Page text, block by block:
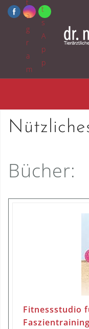
Zum
Inhalt
springen
Bücher:
Fitnessstudio